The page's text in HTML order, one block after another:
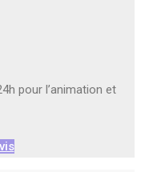
pour l’animation et